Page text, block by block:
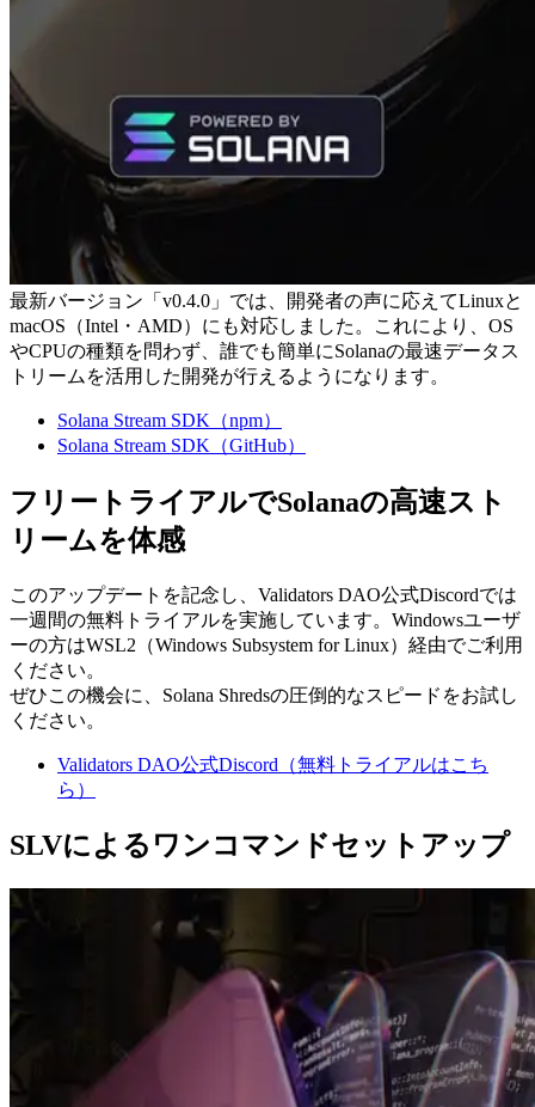
最新バージョン「v0.4.0」では、開発者の声に応えてLinuxと
macOS（Intel・AMD）にも対応しました。これにより、OS
やCPUの種類を問わず、誰でも簡単にSolanaの最速データス
トリームを活用した開発が行えるようになります。
Solana Stream SDK（npm）
Solana Stream SDK（GitHub）
フリートライアルでSolanaの高速スト
リームを体感
このアップデートを記念し、Validators DAO公式Discordでは
一週間の無料トライアルを実施しています。Windowsユーザ
ーの方はWSL2（Windows Subsystem for Linux）経由でご利用
ください。
ぜひこの機会に、Solana Shredsの圧倒的なスピードをお試し
ください。
Validators DAO公式Discord（無料トライアルはこち
ら）
SLVによるワンコマンドセットアップ